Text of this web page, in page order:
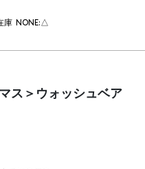
庫 NONE:△
ス＞ウォッシュベア